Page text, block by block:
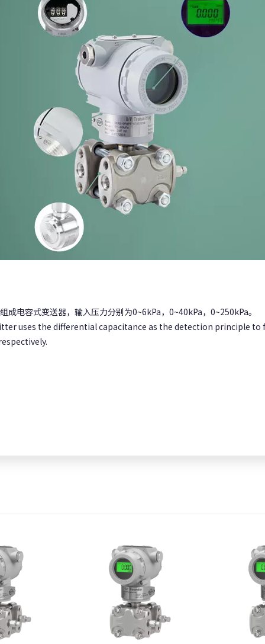
电容式变送器，输入压力分别为0~6kPa，0~40kPa，0~250kPa。
uses the differential capacitance as the detection principle